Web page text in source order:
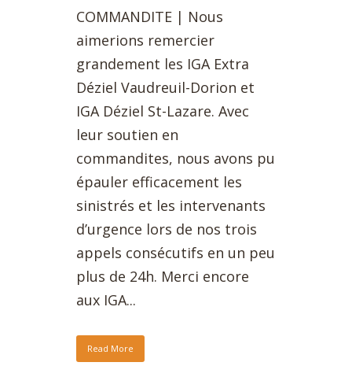
COMMANDITE | Nous
aimerions remercier
grandement les IGA Extra
Déziel Vaudreuil-Dorion et
IGA Déziel St-Lazare. Avec
leur soutien en
commandites, nous avons pu
épauler efficacement les
sinistrés et les intervenants
d’urgence lors de nos trois
appels consécutifs en un peu
plus de 24h. Merci encore
aux IGA...
Read More